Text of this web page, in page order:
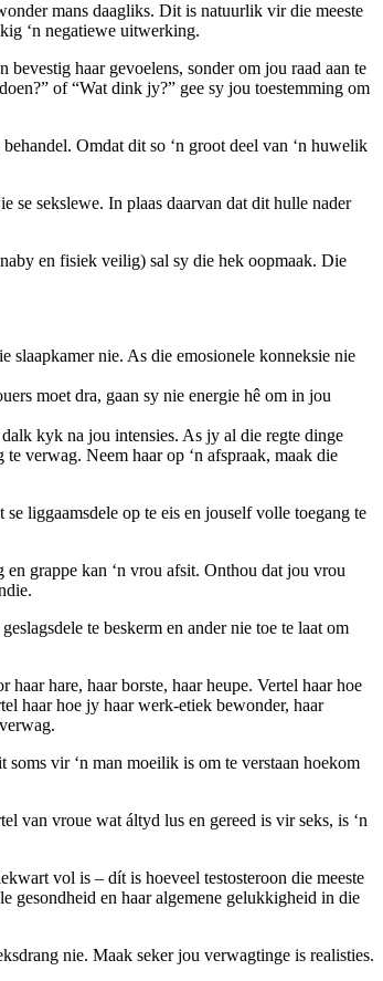
mans daagliks. Dit is natuurlik vir die meeste
‘n negatiewe uitwerking.
haar gevoelens, sonder om jou raad aan te
of “Wat dink jy?” gee sy jou toestemming om
Omdat dit so ‘n groot deel van ‘n huwelik
se sekslewe. In plaas daarvan dat dit hulle nader
en fisiek veilig) sal sy die hek oopmaak. Die
slaapkamer nie. As die emosionele konneksie nie
moet dra, gaan sy nie energie hê om in jou
kyk na jou intensies. As jy al die regte dinge
verwag. Neem haar op ‘n afspraak, maak die
liggaamsdele op te eis en jouself volle toegang te
grappe kan ‘n vrou afsit. Onthou dat jou vrou
te beskerm en ander nie toe te laat om
hare, haar borste, haar heupe. Vertel haar hoe
haar hoe jy haar werk-etiek bewonder, haar
vir ‘n man moeilik is om te verstaan hoekom
van vroue wat áltyd lus en gereed is vir seks, is ‘n
vol is – dít is hoeveel testosteroon die meeste
gesondheid en haar algemene gelukkigheid in die
nie. Maak seker jou verwagtinge is realisties.